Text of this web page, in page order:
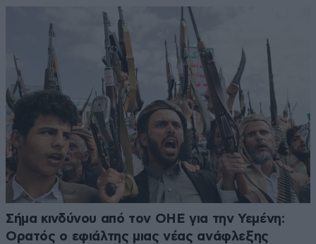
Σήμα κινδύνου από τον ΟΗΕ για την Υεμένη:
Ορατός ο εφιάλτης μιας νέας ανάφλεξης